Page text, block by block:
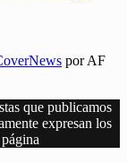
por AF
que publicamos
expresan los